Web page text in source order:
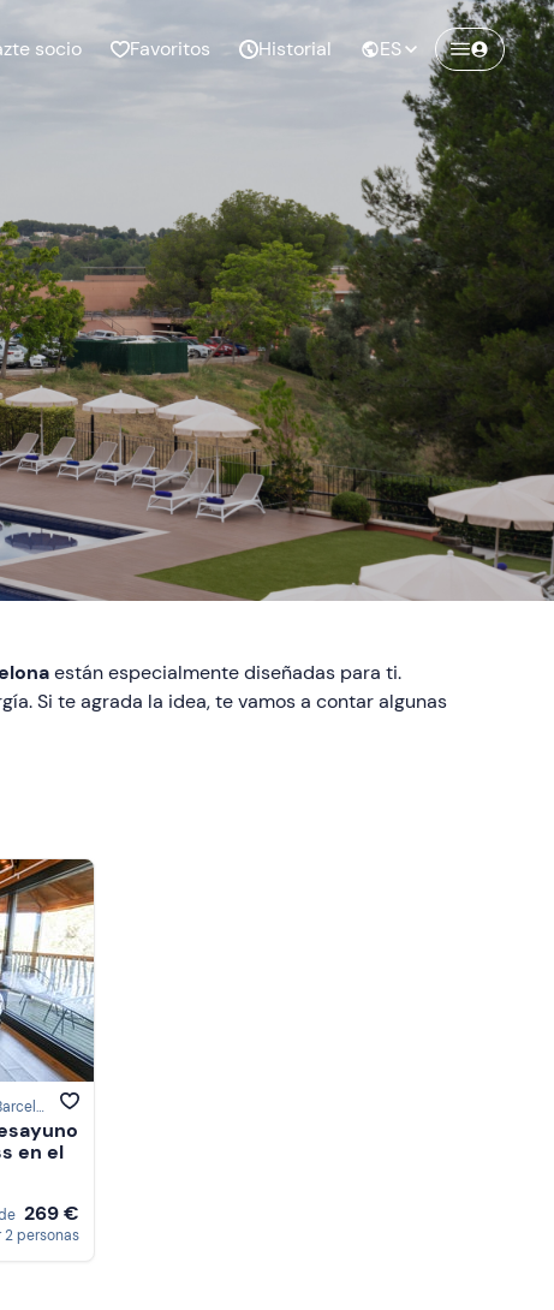
socio Favoritos Historial ES
están especialmente diseñadas para ti.
Si te agrada la idea, te vamos a contar algunas
Santa Maria de Palautordera, Barcelona
en el
269 €
2 personas
Crea una cuenta en
Freedome
¡Únete a una comunidad de aventureros
como tú y colecciona recuerdos inolvidables!
Continuar con el email